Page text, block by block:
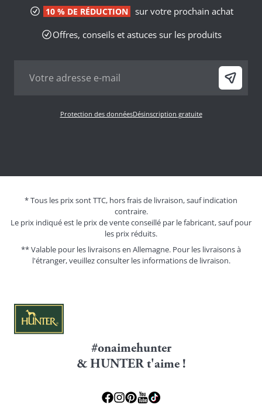
10 % DE RÉDUCTION
sur votre prochain achat
Offres, conseils et astuces sur les produits
Protection des donnéesDésinscription gratuite
* Tous les prix sont TTC, hors frais de livraison, sauf indication
contraire.
Le prix indiqué est le prix de vente conseillé par le fabricant, sauf pour
les prix réduits.
** Valable pour les livraisons en Allemagne. Pour les livraisons à
l'étranger, veuillez consulter les informations de livraison.
#onaimehunter
& HUNTER t'aime !